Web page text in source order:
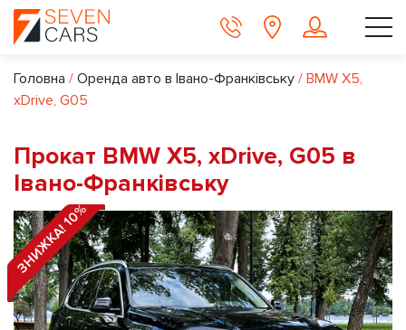
Головна / Оренда авто в Івано-Франківську / BMW X5,
xDrive, G05
Прокат BMW X5, xDrive, G05 в
Івано-Франківську
ЗНИЖКА! 10%